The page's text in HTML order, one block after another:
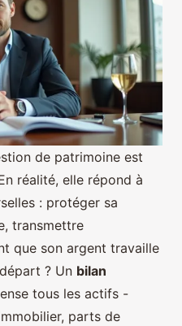
de patrimoine est
réalité, elle répond à
: protéger sa
transmettre
que son argent travaille
? Un bilan
tous les actifs -
parts de